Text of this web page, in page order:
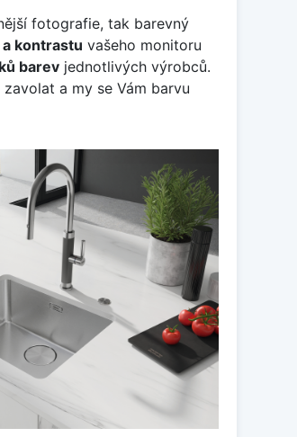
fotografie, tak barevný
kontrastu vašeho monitoru
barev jednotlivých výrobců.
a my se Vám barvu